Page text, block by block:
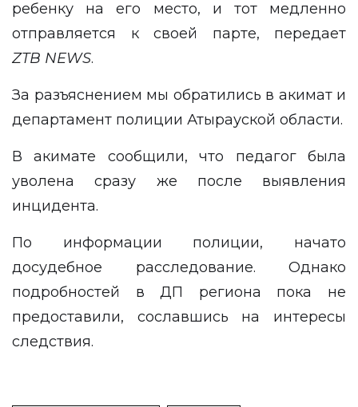
ребенку на его место, и тот медленно
отправляется к своей парте, передает
ZTB NEWS.
За разъяснением мы обратились в акимат и
департамент полиции Атырауской области.
В акимате сообщили, что педагог была
уволена сразу же после выявления
инцидента.
По информации полиции, начато
досудебное расследование. Однако
подробностей в ДП региона пока не
предоставили, сославшись на интересы
следствия.